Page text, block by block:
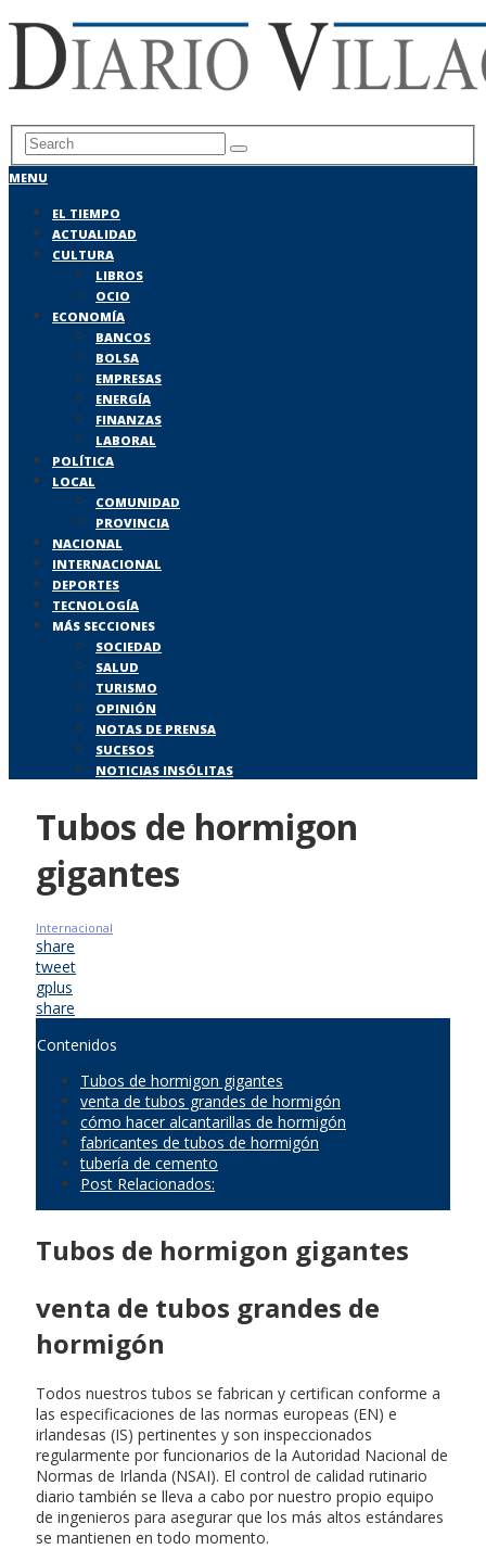
MENU
EL TIEMPO
ACTUALIDAD
CULTURA
LIBROS
OCIO
ECONOMÍA
BANCOS
BOLSA
EMPRESAS
ENERGÍA
FINANZAS
LABORAL
POLÍTICA
LOCAL
COMUNIDAD
PROVINCIA
NACIONAL
INTERNACIONAL
DEPORTES
TECNOLOGÍA
MÁS SECCIONES
SOCIEDAD
SALUD
TURISMO
OPINIÓN
NOTAS DE PRENSA
SUCESOS
NOTICIAS INSÓLITAS
Tubos de hormigon
gigantes
Internacional
share
tweet
gplus
share
Contenidos
Tubos de hormigon gigantes
venta de tubos grandes de hormigón
cómo hacer alcantarillas de hormigón
fabricantes de tubos de hormigón
tubería de cemento
Post Relacionados:
Tubos de hormigon gigantes
venta de tubos grandes de
hormigón
Todos nuestros tubos se fabrican y certifican conforme a
las especificaciones de las normas europeas (EN) e
irlandesas (IS) pertinentes y son inspeccionados
regularmente por funcionarios de la Autoridad Nacional de
Normas de Irlanda (NSAI). El control de calidad rutinario
diario también se lleva a cabo por nuestro propio equipo
de ingenieros para asegurar que los más altos estándares
se mantienen en todo momento.